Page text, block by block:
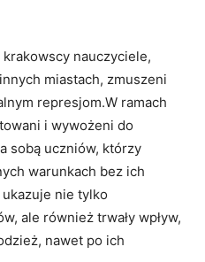
nauczyciele,
miastach, zmuszeni
represjom.W ramach
‍i wywożeni do
sobą uczniów, którzy
warunkach bez ich
nie tylko
⁤ale ‌również trwały wpływ,
nawet po ich